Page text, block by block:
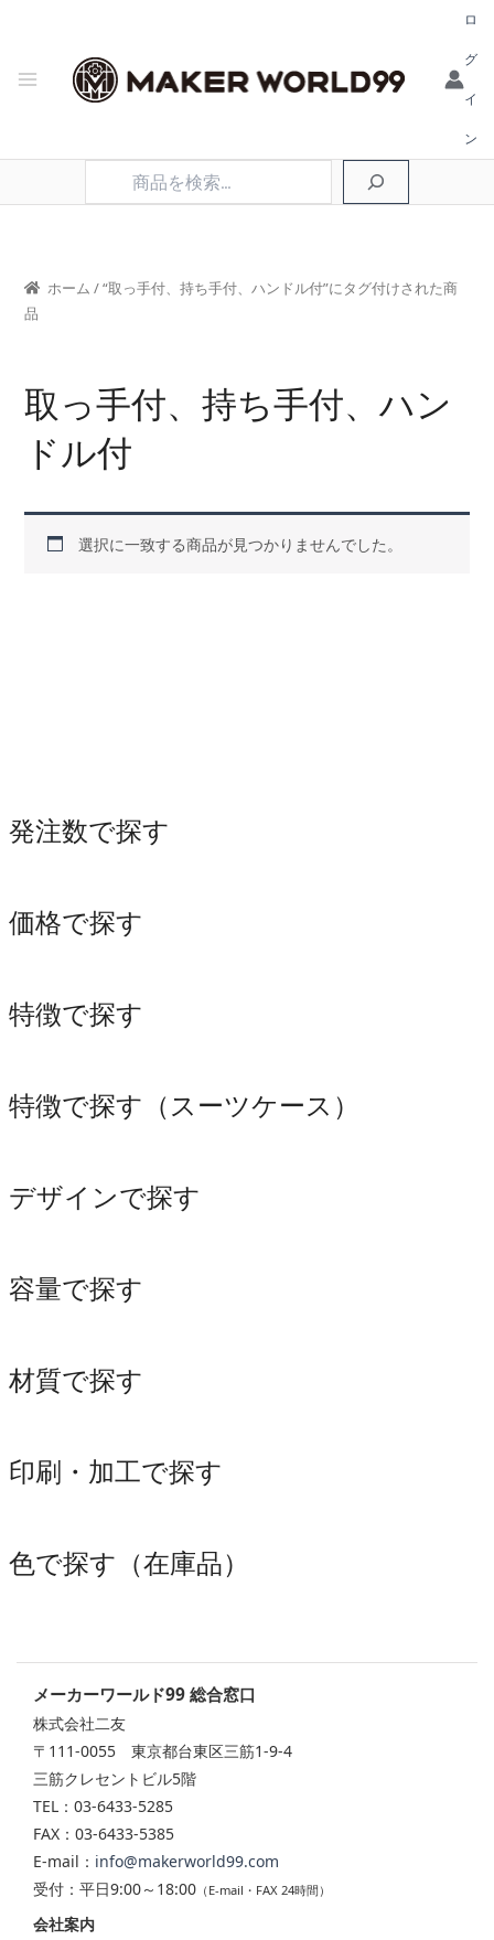
ロ
グ
イ
ン
発注数で探す
価格で探す
特徴で探す
特徴で探す（スーツケース）
デザインで探す
容量で探す
材質で探す
印刷・加工で探す
色で探す（在庫品）
ホーム / “取っ手付、持ち手付、ハンドル付”にタグ付けされた商
品
取っ手付、持ち手付、ハン
ドル付
選択に一致する商品が見つかりませんでした。
メーカーワールド99 総合窓口
株式会社二友
〒111-0055 東京都台東区三筋1-9-4
三筋クレセントビル5階
TEL：03-6433-5285
FAX：03-6433-5385
E-mail： info@makerworld99.com
受付：平日9:00～18:00 （E-mail・FAX 24時間）
会社案内